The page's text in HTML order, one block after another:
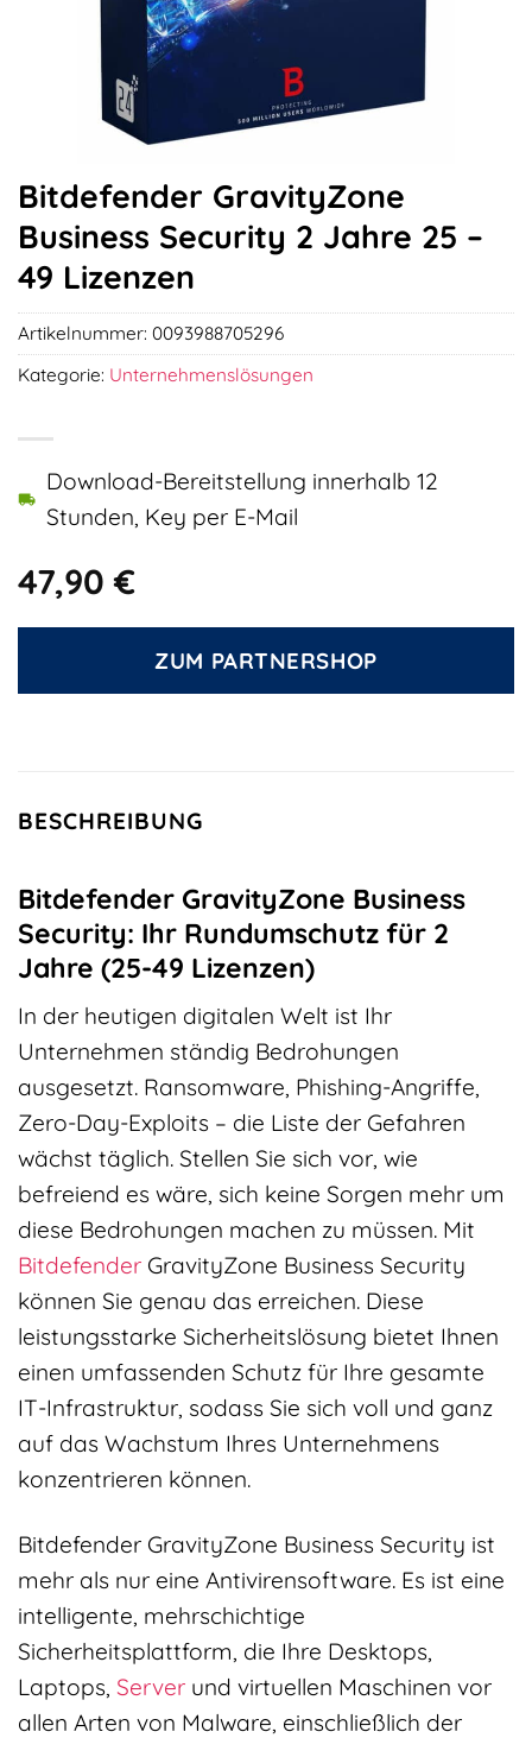
Bitdefender GravityZone
Business Security 2 Jahre 25 –
49 Lizenzen
47,90€
Download-Bereitstellung innerhalb 12
Stunden, Key per E-Mail
ZUM PARTNERSHOP
Artikelnummer: 0093988705296
Kategorie: Unternehmenslösungen
BESCHREIBUNG
Bitdefender GravityZone Business
Security: Ihr Rundumschutz für 2
Jahre (25-49 Lizenzen)
In der heutigen digitalen Welt ist Ihr
Unternehmen ständig Bedrohungen
ausgesetzt. Ransomware, Phishing-Angriffe,
Zero-Day-Exploits – die Liste der Gefahren
wächst täglich. Stellen Sie sich vor, wie
befreiend es wäre, sich keine Sorgen mehr um
diese Bedrohungen machen zu müssen. Mit
Bitdefender GravityZone Business Security
können Sie genau das erreichen. Diese
leistungsstarke Sicherheitslösung bietet Ihnen
einen umfassenden Schutz für Ihre gesamte
IT-Infrastruktur, sodass Sie sich voll und ganz
auf das Wachstum Ihres Unternehmens
konzentrieren können.
Bitdefender GravityZone Business Security ist
mehr als nur eine Antivirensoftware. Es ist eine
intelligente, mehrschichtige
Sicherheitsplattform, die Ihre Desktops,
Laptops, Server und virtuellen Maschinen vor
allen Arten von Malware, einschließlich der